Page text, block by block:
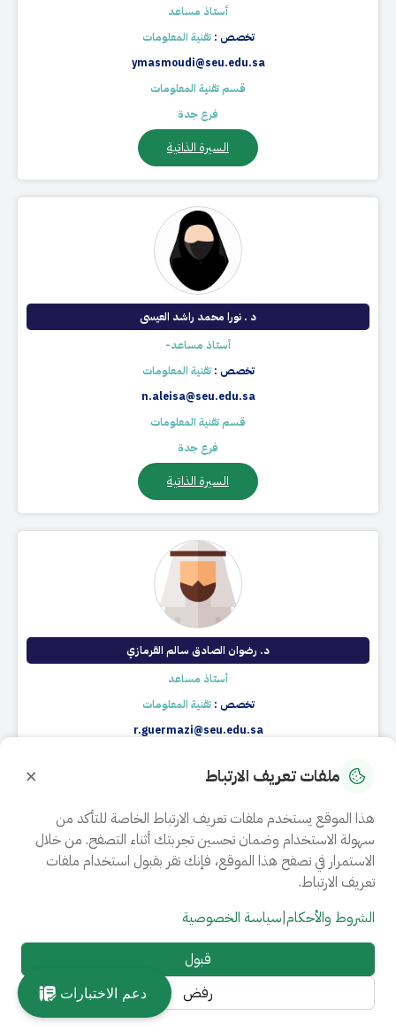
أستاذ مساعد
تخصص :تقنية المعلومات
ymasmoudi@seu.edu.sa
قسم تقنية المعلومات
فرع جدة
السيرة الذاتية
د . نورا محمد راشد العيسى
أستاذ مساعد-
تخصص :تقنية المعلومات
n.aleisa@seu.edu.sa
قسم تقنية المعلومات
فرع جدة
السيرة الذاتية
د. رضوان الصادق سالم القرمازي
أستاذ مساعد
تخصص :تقنية المعلومات
r.guermazi@seu.edu.sa
فرع جدة
السيرة الذاتية
د. احسان احمد ​
أستاذ مساعد
ملفات تعريف الارتباط ×
هذا الموقع يستخدم ملفات تعريف الارتباط الخاصة للتأكد من
سهولة الاستخدام وضمان تحسين تجربتك أثناء التصفح. من خلال
الاستمرار في تصفح هذا الموقع، فإنك تقر بقبول استخدام ملفات
تعريف الارتباط.
الشروط والأحكام|سياسة الخصوصية
قبول
رفض
دعم الاختبارات